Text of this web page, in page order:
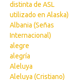
distinta de ASL
utilizado en Alaska)
Albania (Señas
Internacional)
alegre
alegría
Aleluya
Aleluya (Cristiano)